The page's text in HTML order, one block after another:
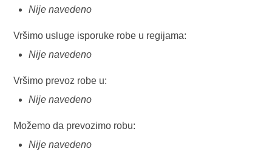
Nije navedeno
Vršimo usluge isporuke robe u regijama:
Nije navedeno
Vršimo prevoz robe u:
Nije navedeno
Možemo da prevozimo robu:
Nije navedeno